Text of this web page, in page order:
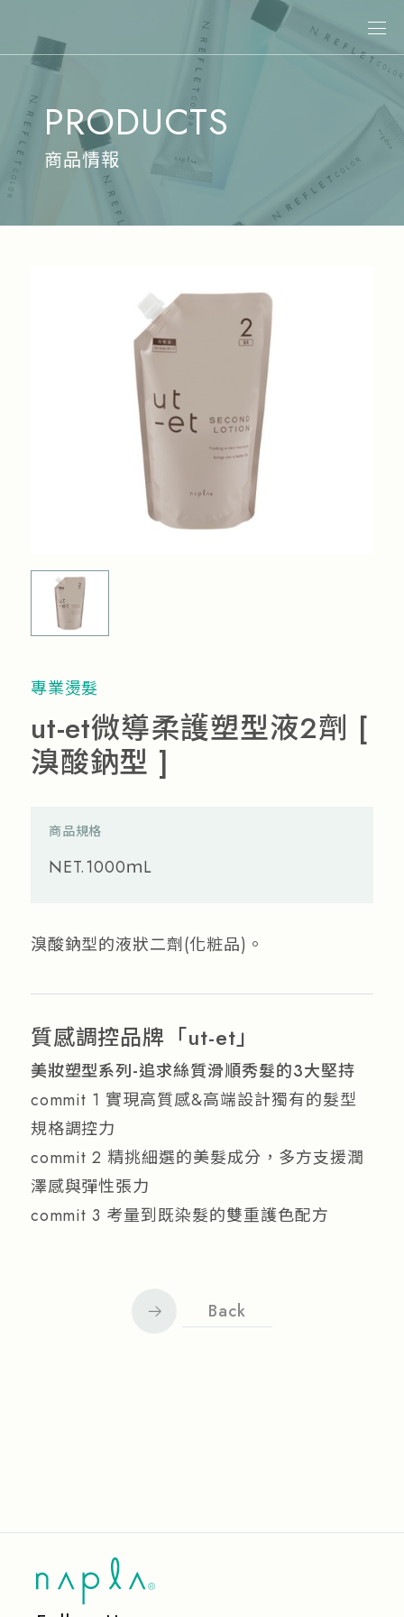
關於娜普菈
最新消息
商品情報
專業染髮
專業燙髮
其他商品
美髮課程
流行趨勢
PRODUCTS
商品情報
專業燙髮
ut-et微導柔護塑型液2劑 [
溴酸鈉型 ]
商品規格
NET.1000ｍL
溴酸鈉型的液狀二劑(化粧品)。
質感調控品牌「ut-et」
美妝塑型系列-追求絲質滑順秀髮的3大堅持
commit 1 實現高質感&高端設計獨有的髮型
規格調控力
commit 2 精挑細選的美髮成分，多方支援潤
澤感與彈性張力
commit 3 考量到既染髮的雙重護色配方
Back